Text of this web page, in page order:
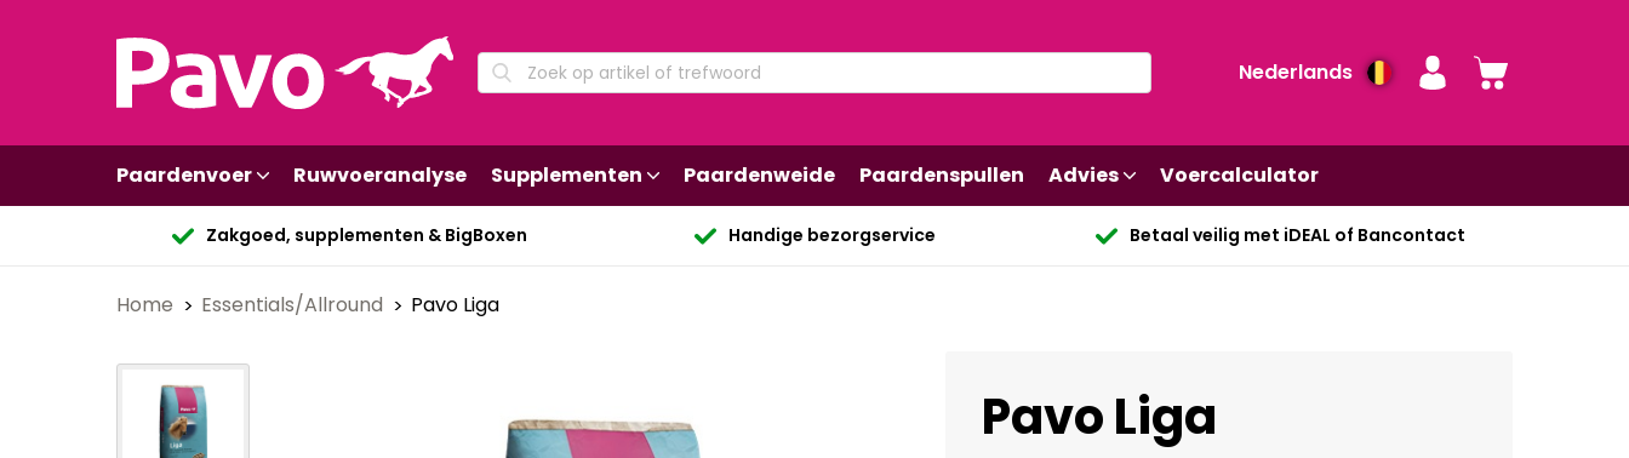
Nederlands
Paardenvoer Ruwvoeranalyse Supplementen Paardenweide Paardenspullen Advies Voercalculator
Zakgoed, supplementen & BigBoxen Handige bezorgservice Betaal veilig met iDEAL of Bancontact
Home Essentials/Allround Pavo Liga
Pavo Liga